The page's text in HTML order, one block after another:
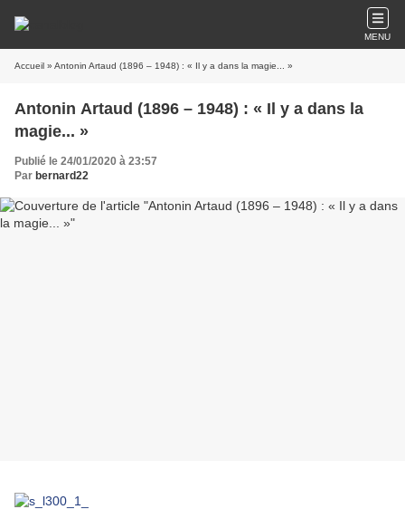
MENU
Accueil » Antonin Artaud (1896 – 1948) : « Il y a dans la magie... »
Antonin Artaud (1896 – 1948) : « Il y a dans la
magie... »
Publié le 24/01/2020 à 23:57
Par bernard22